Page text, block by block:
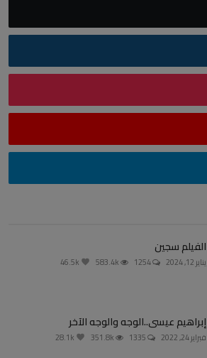
الفيلم سجين
يناير 12, 2024
إبراهيم عيسى..الوجه والوجه الآخر
فبراير 24, 2022